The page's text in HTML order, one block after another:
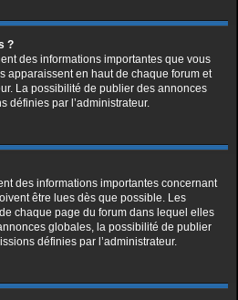
?
des informations importantes que vous
apparaissent en haut de chaque forum et
La possibilité de publier des annonces
définies par l’administrateur.
des informations importantes concernant
être lues dès que possible. Les
chaque page du forum dans lequel elles
globales, la possibilité de publier
définies par l’administrateur.